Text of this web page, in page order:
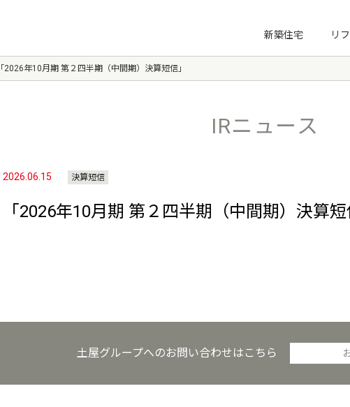
新築住宅
リ
ノーマライゼーション住宅財団
「2026年10月期 第２四半期（中間期）決算短信」
IRニュース
2026.06.15 決算短信
「2026年10月期 第２四半期（中間期）決算短
土屋グループへのお問い合わせはこちら